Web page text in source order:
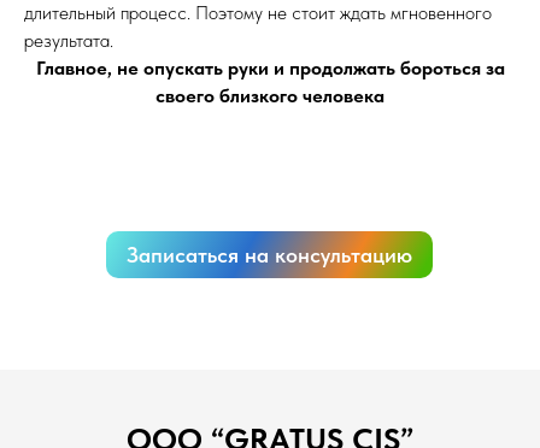
длительный процесс. Поэтому не стоит ждать мгновенного
результата.
Главное, не опускать руки и продолжать бороться за
своего близкого человека
Записаться на консультацию
ООО “GRATUS CIS”